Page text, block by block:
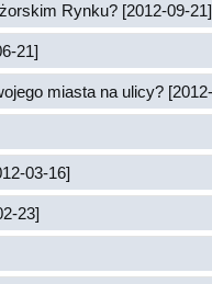
Rynku? [2012-09-21]
21]
miasta na ulicy?
03-16]
23]